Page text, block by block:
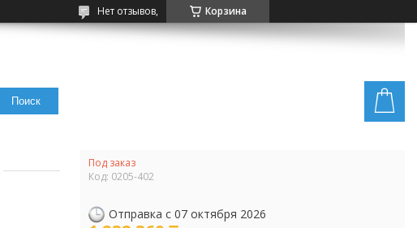
Корзина
Нет отзывов,
Поиск
Под заказ
Код: 0205-402
Отправка с 07 октября 2026